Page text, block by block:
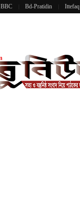
BBC Bd-Pratidin Ittefaq